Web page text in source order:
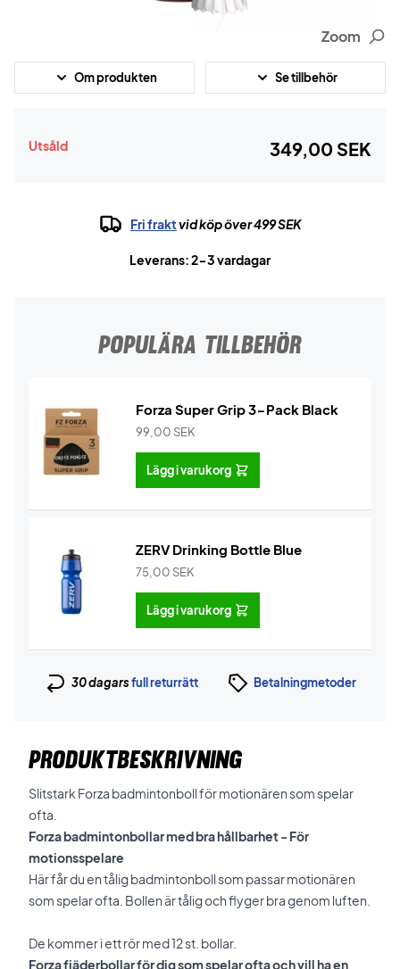
Zoom
Om produkten Se tillbehör
Utsåld 349,00 SEK
Fri fraktvid köp över 499 SEK
Leverans: 2-3 vardagar
POPULÄRA TILLBEHÖR
Forza Super Grip 3-Pack Black
99,00 SEK
Lägg i varukorg
ZERV Drinking Bottle Blue
75,00 SEK
Lägg i varukorg
30 dagarsfull returrätt Betalningmetoder
PRODUKTBESKRIVNING
Slitstark Forza badmintonboll för motionären som spelar
ofta.
Forza badmintonbollar med bra hållbarhet - För
motionsspelare
Här får du en tålig badmintonboll som passar motionären
som spelar ofta. Bollen är tålig och flyger bra genom luften.
De kommer i ett rör med 12 st. bollar.
Forza fjäderbollar för dig som spelar ofta och vill ha en